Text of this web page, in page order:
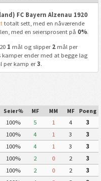
FC Bayern Alzenau 1920
totalt sett, med en nåværende
med en seiersprosent på 0%.
1 mål og slipper 2mål per
kamper ender med at begge lag
per kamp er3.
Seier% MF MM MF Poeng
100% 5 1 4
3
100% 4 1 3
3
100% 4 1 3
3
100% 2 0 2
3
100% 2 0 2
3